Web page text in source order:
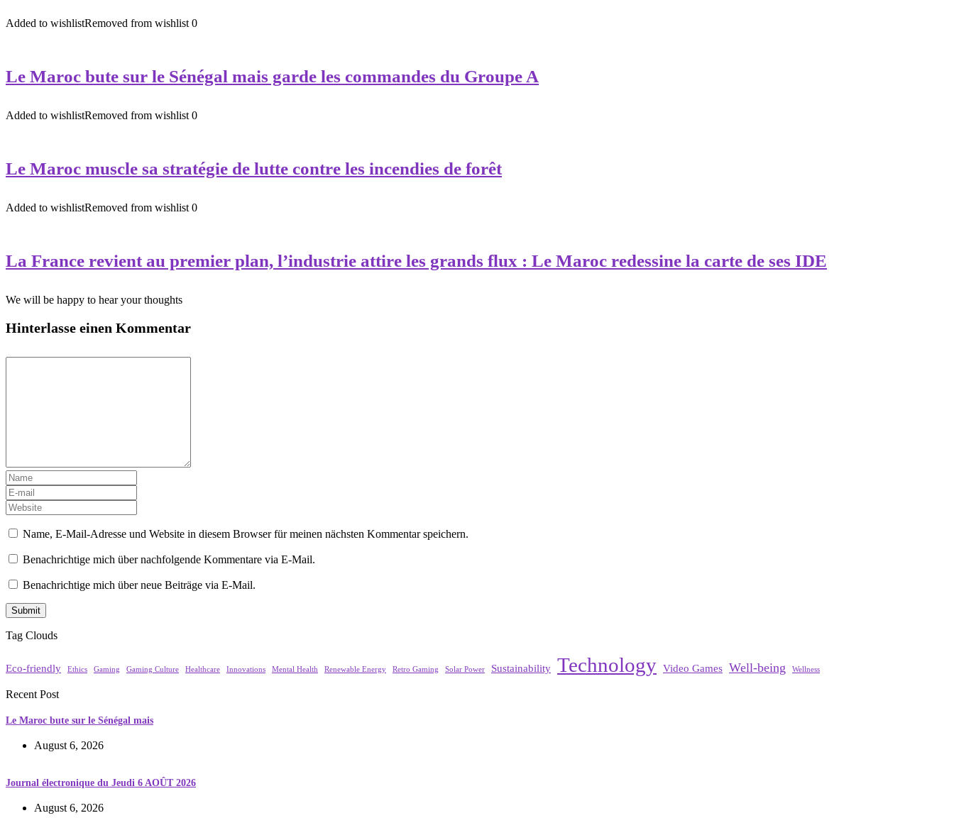
Added to wishlistRemoved from wishlist 0
Le Maroc bute sur le Sénégal mais garde les commandes du Groupe A
Added to wishlistRemoved from wishlist 0
Le Maroc muscle sa stratégie de lutte contre les incendies de forêt
Added to wishlistRemoved from wishlist 0
La France revient au premier plan, l’industrie attire les grands flux : Le Maroc redessine la carte de ses IDE
We will be happy to hear your thoughts
Hinterlasse einen Kommentar
Name, E-Mail-Adresse und Website in diesem Browser für meinen nächsten Kommentar speichern.
Benachrichtige mich über nachfolgende Kommentare via E-Mail.
Benachrichtige mich über neue Beiträge via E-Mail.
Tag Clouds
Eco-friendly Ethics Gaming Gaming Culture Healthcare Innovations Mental Health Renewable Energy Retro Gaming Solar Power Sustainability Technology Video Games Well-being Wellness
Recent Post
Le Maroc bute sur le Sénégal mais
August 6, 2026
Journal électronique du Jeudi 6 AOÛT 2026
August 6, 2026